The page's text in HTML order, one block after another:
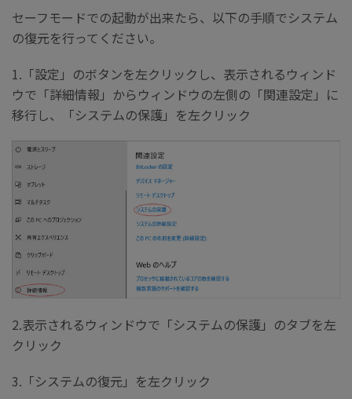
セーフモードでの起動が出来たら、以下の手順でシステム
の復元を行ってください。
1.「設定」のボタンを左クリックし、表示されるウィンド
ウで「詳細情報」からウィンドウの左側の「関連設定」に
移行し、「システムの保護」を左クリック
2.表示されるウィンドウで「システムの保護」のタブを左
クリック
3.「システムの復元」を左クリック